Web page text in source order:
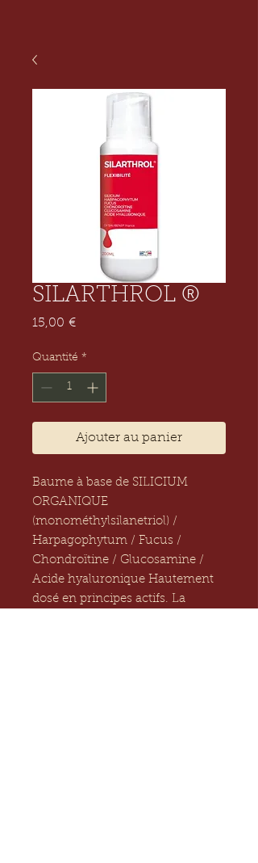
SILARTHROL ®
15,00 €Prix
Quantité *
Ajouter au panier
Baume à base de SILICIUM
ORGANIQUE
(monométhylsilanetriol) /
Harpagophytum / Fucus /
Chondroïtine / Glucosamine /
Acide hyaluronique Hautement
dosé en principes actifs. La